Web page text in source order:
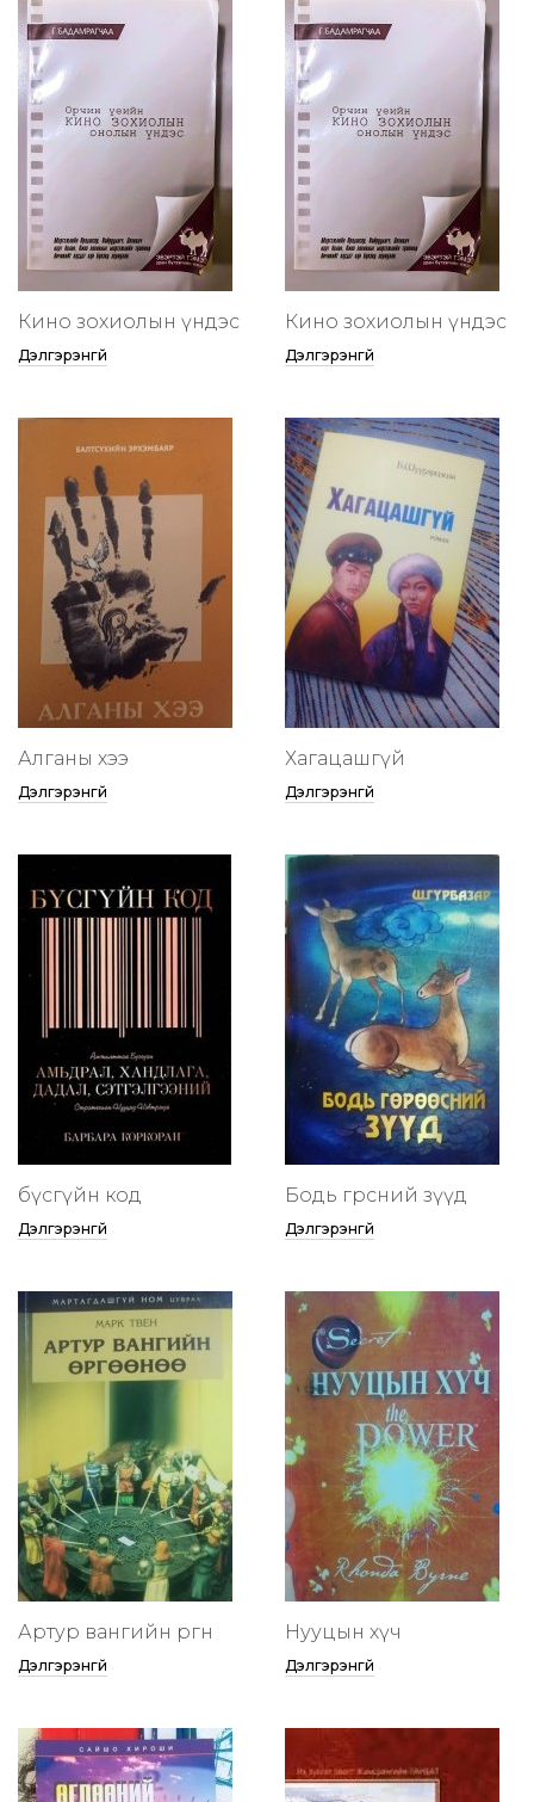
Кино зохиолын үндэс
Дэлгэрэнгүй
Кино зохиолын үндэс
Дэлгэрэнгүй
Алганы хээ
Дэлгэрэнгүй
Хагацашгүй
Дэлгэрэнгүй
бүсгүйн код
Дэлгэрэнгүй
Бодь гөрөөсний зүүд
Дэлгэрэнгүй
Артур вангийн өргөөнөө
Дэлгэрэнгүй
Нууцын хүч
Дэлгэрэнгүй